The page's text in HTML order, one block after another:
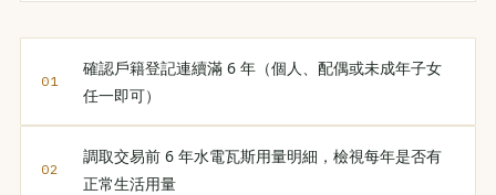
確認戶籍登記連續滿 6 年（個人、配偶或未成年子女
任一即可）
調取交易前 6 年水電瓦斯用量明細，檢視每年是否有
正常生活用量